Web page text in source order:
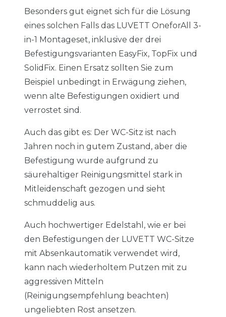
Besonders gut eignet sich für die Lösung
eines solchen Falls das LUVETT OneforAll 3-
in-1 Montageset, inklusive der drei
Befestigungsvarianten EasyFix, TopFix und
SolidFix. Einen Ersatz sollten Sie zum
Beispiel unbedingt in Erwägung ziehen,
wenn alte Befestigungen oxidiert und
verrostet sind.
Auch das gibt es: Der WC-Sitz ist nach
Jahren noch in gutem Zustand, aber die
Befestigung wurde aufgrund zu
säurehaltiger Reinigungsmittel stark in
Mitleidenschaft gezogen und sieht
schmuddelig aus.
Auch hochwertiger Edelstahl, wie er bei
den Befestigungen der LUVETT WC-Sitze
mit Absenkautomatik verwendet wird,
kann nach wiederholtem Putzen mit zu
aggressiven Mitteln
(Reinigungsempfehlung beachten)
ungeliebten Rost ansetzen.